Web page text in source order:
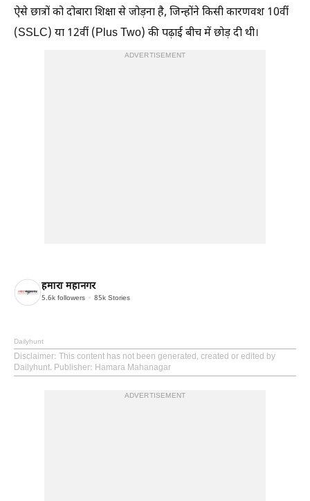
ऐसे छात्रों को दोबारा शिक्षा से जोड़ना है, जिन्होंने किसी कारणवश 10वीं
(SSLC) या 12वीं (Plus Two) की पढ़ाई बीच में छोड़ दी थी।
ADVERTISEMENT
हमारा महानगर
5.6k followers 85k Stories
Dailyhunt
Disclaimer: This content has not been generated, created or edited by
Dailyhunt. Publisher: Hamara Mahanagar
ADVERTISEMENT